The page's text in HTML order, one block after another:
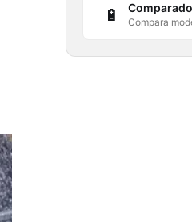
🔋 Compara